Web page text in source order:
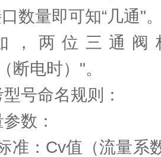
数量即可知“几通"
，两位三通阀
断电时）"。
号命名规则：
数：
准：Cv值（流量系